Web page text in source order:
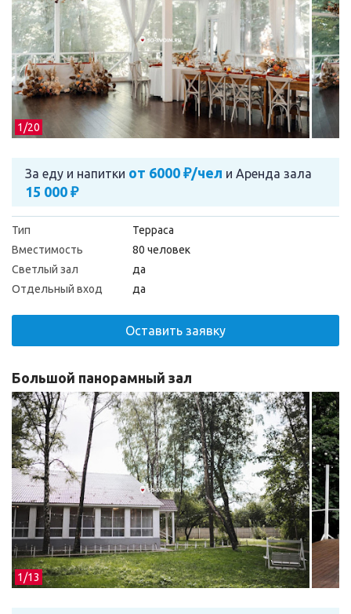
1/20
За еду и напитки от 6000 ₽/чел и Аренда зала
15 000 ₽
Тип
Терраса
Вместимость
80 человек
Светлый зал
да
Отдельный вход
да
Оставить заявку
1/13
Большой панорамный зал